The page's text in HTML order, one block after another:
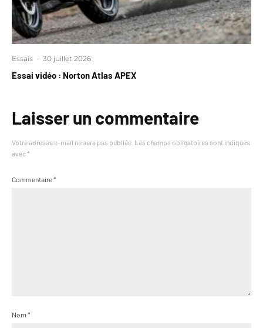
Essais · 30 juillet 2026
Essai vidéo : Norton Atlas APEX
Laisser un commentaire
Votre adresse e-mail ne sera pas publiée. Les champs obligatoires sont indiqués
avec *
Commentaire*
Nom *